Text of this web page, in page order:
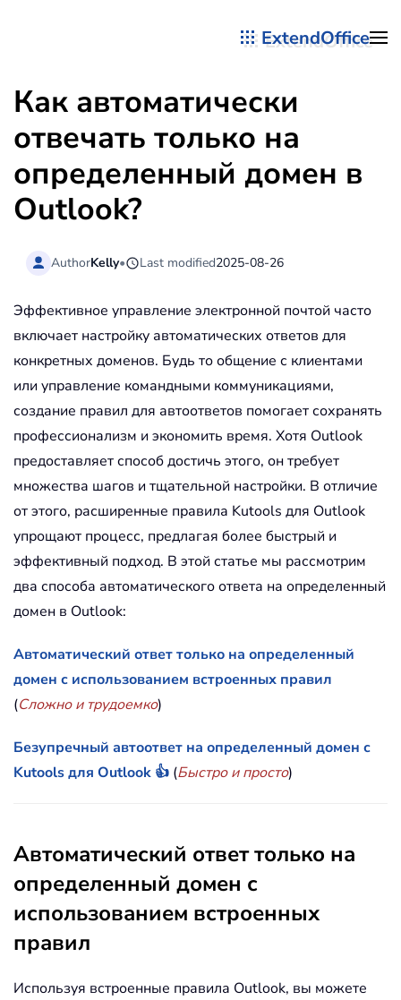
ExtendOffice
Как автоматически
отвечать только на
определенный домен в
Outlook?
AuthorKelly• Last modified2025-08-26
Эффективное управление электронной почтой часто
включает настройку автоматических ответов для
конкретных доменов. Будь то общение с клиентами
или управление командными коммуникациями,
создание правил для автоответов помогает сохранять
профессионализм и экономить время. Хотя Outlook
предоставляет способ достичь этого, он требует
множества шагов и тщательной настройки. В отличие
от этого, расширенные правила Kutools для Outlook
упрощают процесс, предлагая более быстрый и
эффективный подход. В этой статье мы рассмотрим
два способа автоматического ответа на определенный
домен в Outlook:
Автоматический ответ только на определенный
домен с использованием встроенных правил
(Сложно и трудоемко)
Безупречный автоответ на определенный домен с
Kutools для Outlook 👍 (Быстро и просто)
Автоматический ответ только на
определенный домен с
использованием встроенных
правил
Используя встроенные правила Outlook, вы можете